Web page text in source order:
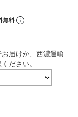
無料
届けか、西濃運輸
ださい。